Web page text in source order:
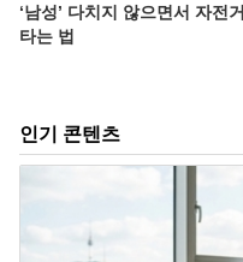
‘남성’ 다치지 않으면서 자전거
타는 법
인기 콘텐츠